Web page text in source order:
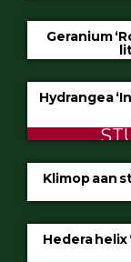
Geranium
Hydrangea
Klimop aan
Hedera helix